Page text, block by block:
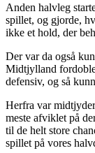
Anden halvleg
spillet, og gjorde,
ikke et hold, der
Der var da også
Midtjylland
defensiv, og så
Herfra var
meste afviklet på
til de helt store
spillet på vores